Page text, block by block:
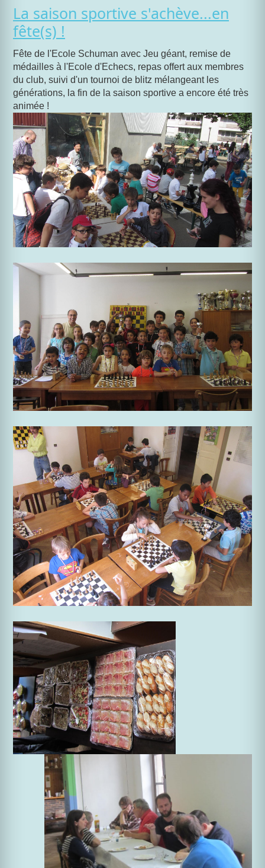
La saison sportive s'achève...en
fête(s) !
Fête de l'Ecole Schuman avec Jeu géant, remise de
médailles à l'Ecole d'Echecs, repas offert aux membres
du club, suivi d'un tournoi de blitz mélangeant les
générations, la fin de la saison sportive a encore été très
animée !